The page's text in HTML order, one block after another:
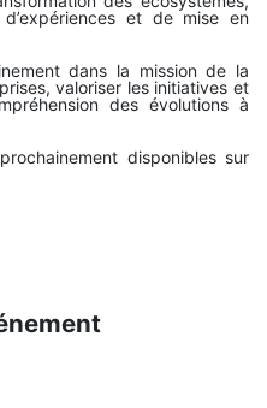
et de mise en
dans la mission de la
valoriser les initiatives et
des évolutions à
disponibles sur